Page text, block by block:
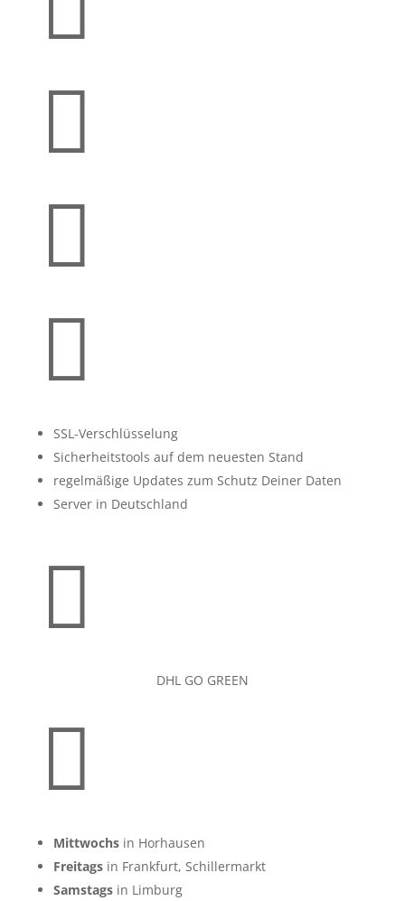



SSL-Verschlüsselung
Sicherheitstools auf dem neuesten Stand
regelmäßige Updates zum Schutz Deiner Daten
Server in Deutschland

DHL GO GREEN

Mittwochsin Horhausen
Freitagsin Frankfurt, Schillermarkt
Samstagsin Limburg